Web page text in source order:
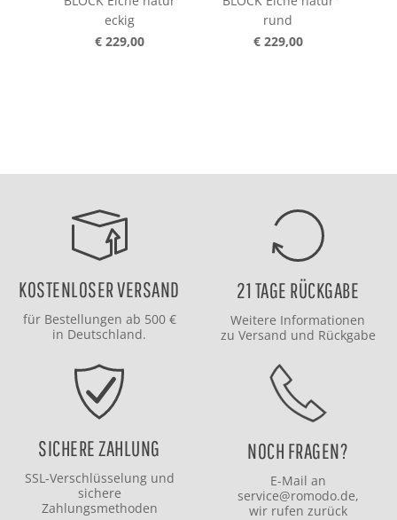
eckig
€ 229,00
rund
€ 229,00
KOSTENLOSER VERSAND
für Bestellungen ab 500 €
in Deutschland.
21 TAGE RÜCKGABE
Weitere Informationen
zu Versand und Rückgabe
SICHERE ZAHLUNG
SSL-Verschlüsselung und
sichere
Zahlungsmethoden
NOCH FRAGEN?
E-Mail an
service@romodo.de,
wir rufen zurück